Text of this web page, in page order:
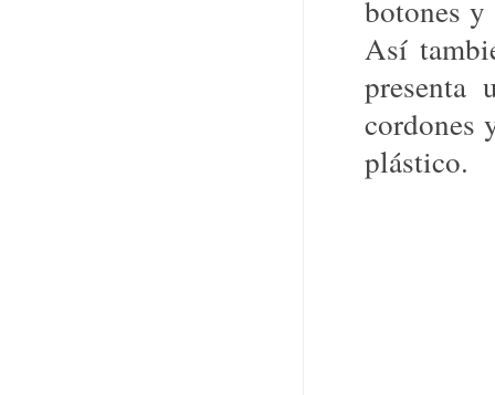
botones y
Así
presenta
cordones
plástico.